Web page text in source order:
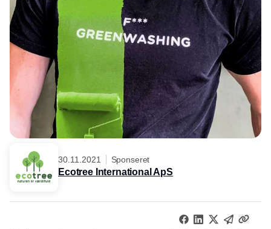
30.11.2021 Sponseret
Ecotree International ApS